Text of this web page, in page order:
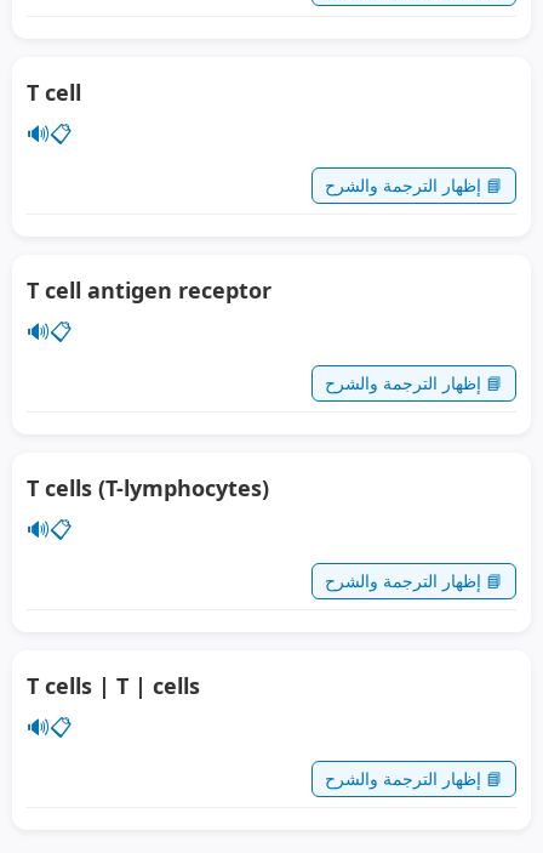
T cell
🔊📋
📘 إظهار الترجمة والشرح
T cell antigen receptor
🔊📋
📘 إظهار الترجمة والشرح
T cells (T-lymphocytes)
🔊📋
📘 إظهار الترجمة والشرح
T cells | T | cells
🔊📋
📘 إظهار الترجمة والشرح